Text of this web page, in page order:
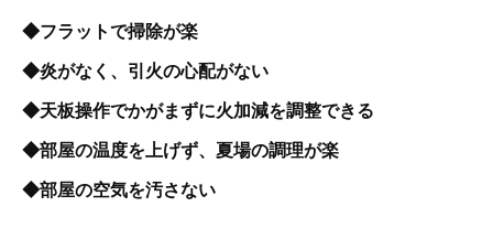
◆フラットで掃除が楽
◆炎がなく、引火の心配がない
◆天板操作でかがまずに火加減を調整できる
◆部屋の温度を上げず、夏場の調理が楽
◆部屋の空気を汚さない